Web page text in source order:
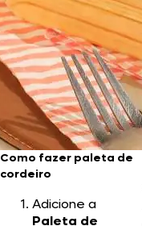
Como fazer paleta de
cordeiro
Adicione a
Paleta de